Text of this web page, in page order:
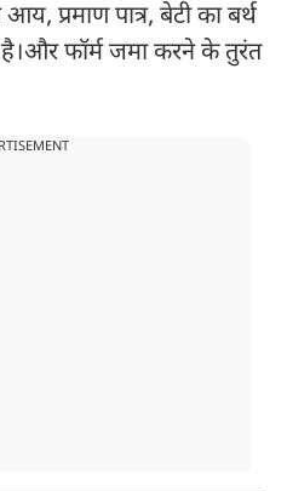
प्रमाण पात्र, बेटी का बर्थ
है।और फॉर्म जमा करने के तुरंत